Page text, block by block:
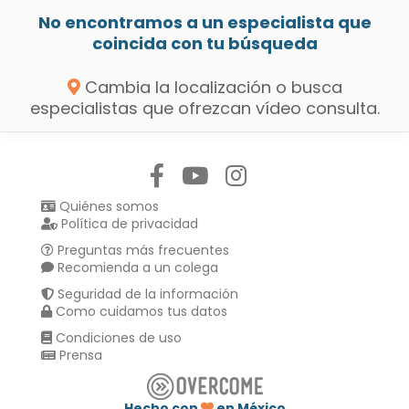
No encontramos a un especialista que
coincida con tu búsqueda
Cambia la localización o busca
especialistas que ofrezcan vídeo consulta.
Quiénes somos
Política de privacidad
Preguntas más frecuentes
Recomienda a un colega
Seguridad de la información
Como cuidamos tus datos
Condiciones de uso
Prensa